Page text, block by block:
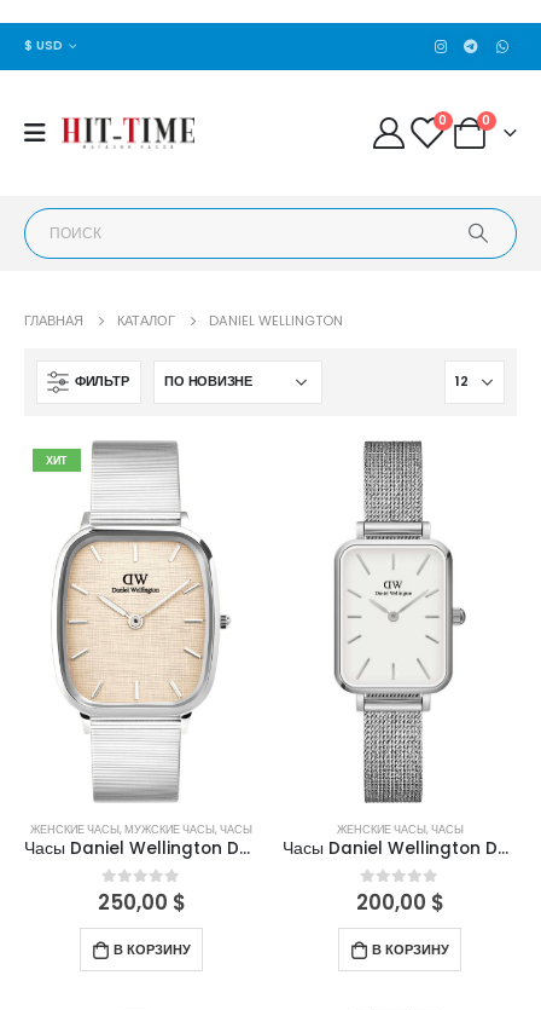
$ USD
0 0
ГЛАВНАЯ КАТАЛОГ DANIEL WELLINGTON
ФИЛЬТР
ХИТ
ЖЕНСКИЕ ЧАСЫ,МУЖСКИЕ ЧАСЫ,ЧАСЫ
Часы Daniel Wellington DW00100812
0out of 5
250,00 $
В КОРЗИНУ
ЖЕНСКИЕ ЧАСЫ,ЧАСЫ
Часы Daniel Wellington DW00100438
0out of 5
200,00 $
В КОРЗИНУ